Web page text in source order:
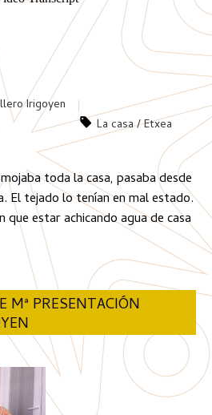
Irigoyen
La casa / Etxea
toda la casa, pasaba desde
El tejado lo tenían en mal estado.
estar achicando agua de casa
Mª PRESENTACIÓN